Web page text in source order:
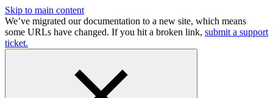
Skip to main content
We’ve migrated our documentation to a new site, which means
some URLs have changed. If you hit a broken link, submit a support
ticket.